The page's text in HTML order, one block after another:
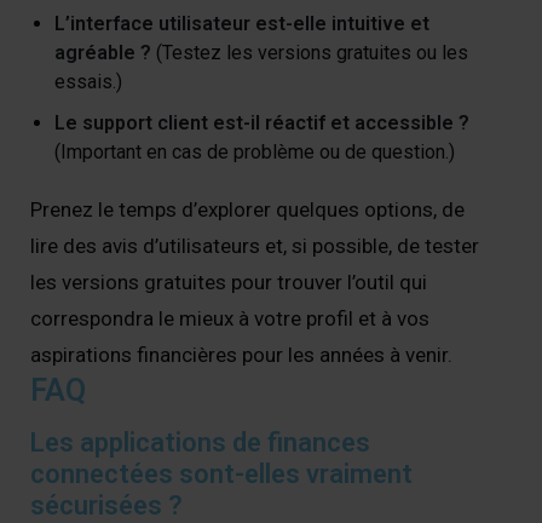
L’interface utilisateur est-elle intuitive et
agréable ? (Testez les versions gratuites ou les
essais.)
Le support client est-il réactif et accessible ?
(Important en cas de problème ou de question.)
Prenez le temps d’explorer quelques options, de
lire des avis d’utilisateurs et, si possible, de tester
les versions gratuites pour trouver l’outil qui
correspondra le mieux à votre profil et à vos
aspirations financières pour les années à venir.
FAQ
Les applications de finances
connectées sont-elles vraiment
sécurisées ?